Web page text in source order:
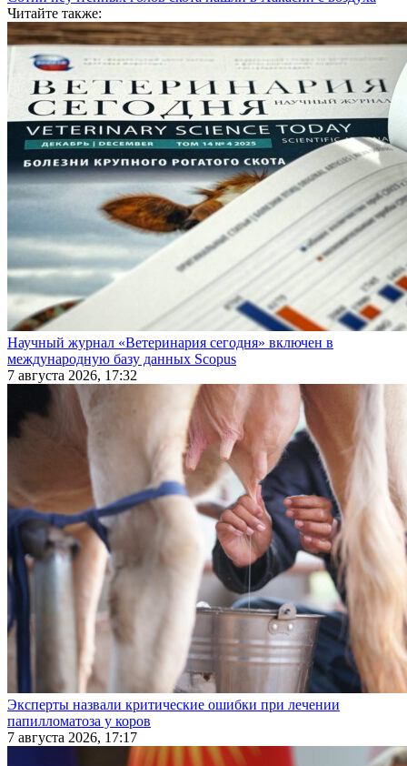
Читайте также:
Научный журнал «Ветеринария сегодня» включен в
международную базу данных Scopus
7 августа 2026, 17:32
Эксперты назвали критические ошибки при лечении
папилломатоза у коров
7 августа 2026, 17:17